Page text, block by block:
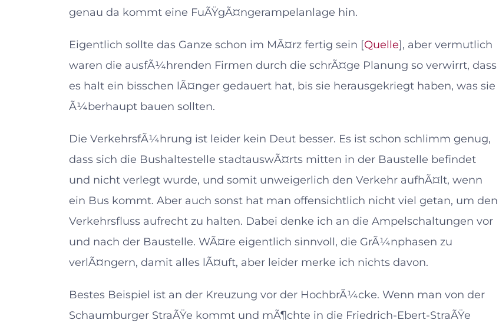
genau da kommt eine FuÃŸgÃ¤ngerampelanlage hin.
Eigentlich sollte das Ganze schon im MÃ¤rz fertig sein [Quelle], aber vermutlich
waren die ausfÃ¼hrenden Firmen durch die schrÃ¤ge Planung so verwirrt, dass
es halt ein bisschen lÃ¤nger gedauert hat, bis sie herausgekriegt haben, was sie
Ã¼berhaupt bauen sollten.
Die VerkehrsfÃ¼hrung ist leider kein Deut besser. Es ist schon schlimm genug,
dass sich die Bushaltestelle stadtauswÃ¤rts mitten in der Baustelle befindet
und nicht verlegt wurde, und somit unweigerlich den Verkehr aufhÃ¤lt, wenn
ein Bus kommt. Aber auch sonst hat man offensichtlich nicht viel getan, um den
Verkehrsfluss aufrecht zu halten. Dabei denke ich an die Ampelschaltungen vor
und nach der Baustelle. WÃ¤re eigentlich sinnvoll, die GrÃ¼nphasen zu
verlÃ¤ngern, damit alles lÃ¤uft, aber leider merke ich nichts davon.
Bestes Beispiel ist an der Kreuzung vor der HochbrÃ¼cke. Wenn man von der
Schaumburger StraÃŸe kommt und mÃ¶chte in die Friedrich-Ebert-StraÃŸe